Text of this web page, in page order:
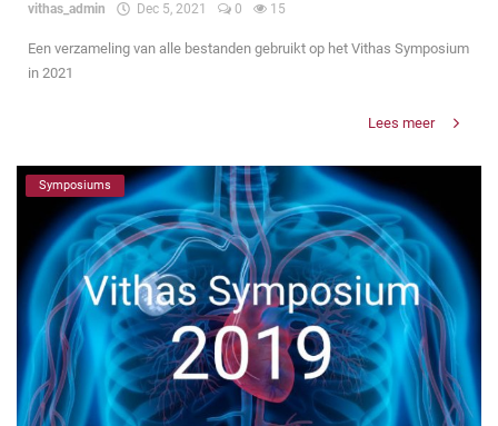
vithas_admin Dec 5, 2021 0 15
Een verzameling van alle bestanden gebruikt op het Vithas Symposium
in 2021
Lees meer
Symposiums